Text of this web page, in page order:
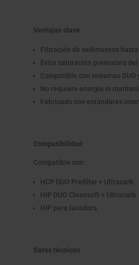
Ventajas clave
Filtración de sedimentos
Evita saturación prematura
Compatible con sistemas DUO
No requiere energía ni
Fabricado con estándares
Compatibilidad
Compatible con:
HCP DUO Prefilter + Ultracarb
HIP DUO Cleansoft + Ultracarb
HIP para lavadora
Datos técnicos